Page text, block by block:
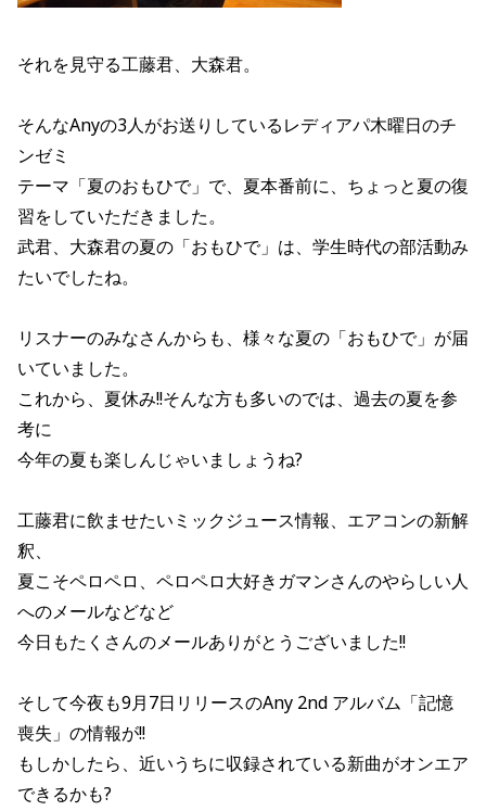
それを見守る工藤君、大森君。
そんなAnyの3人がお送りしているレディアパ木曜日のチ
ンゼミ
テーマ「夏のおもひで」で、夏本番前に、ちょっと夏の復
習をしていただきました。
武君、大森君の夏の「おもひで」は、学生時代の部活動み
たいでしたね。
リスナーのみなさんからも、様々な夏の「おもひで」が届
いていました。
これから、夏休み!!そんな方も多いのでは、過去の夏を参
考に
今年の夏も楽しんじゃいましょうね?
工藤君に飲ませたいミックジュース情報、エアコンの新解
釈、
夏こそペロペロ、ペロペロ大好きガマンさんのやらしい人
へのメールなどなど
今日もたくさんのメールありがとうございました!!
そして今夜も9月7日リリースのAny 2nd アルバム「記憶
喪失」の情報が!!
もしかしたら、近いうちに収録されている新曲がオンエア
できるかも?